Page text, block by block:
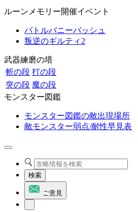
ルーンメモリー開催イベント
バトルバニーバッシュ
叛逆のギルティ2
武器練磨の塔
斬の段 打の段
突の段 魔の段
モンスター図鑑
モンスター図鑑の敵出現場所
敵モンスター弱点/耐性早見表
検索
ご意見